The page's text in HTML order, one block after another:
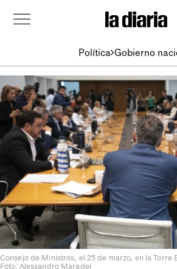
Política Gobierno
Consejo de Ministros, el 25 de marzo, en la Torre
Foto: Alessandro Maradei